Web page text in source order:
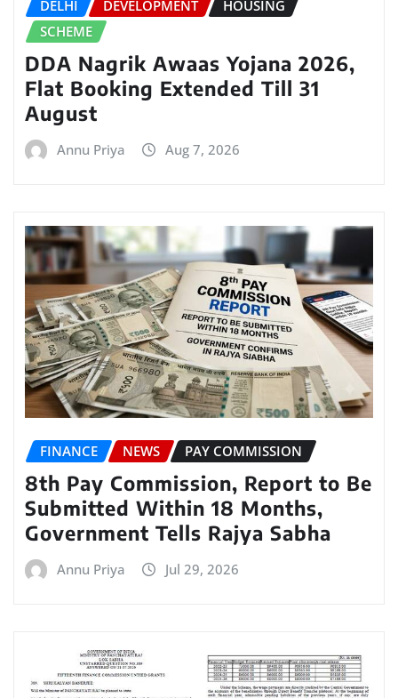
DELHI DEVELOPMENT
HOUSING
SCHEME
DDA Nagrik Awaas Yojana 2026,
Flat Booking Extended Till 31
August
Annu Priya Aug 7, 2026
FINANCE NEWS PAY COMMISSION
8th Pay Commission, Report to Be
Submitted Within 18 Months,
Government Tells Rajya Sabha
Annu Priya Jul 29, 2026